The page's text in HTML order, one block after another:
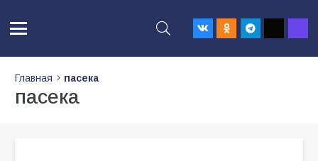
Главная пасека
пасека